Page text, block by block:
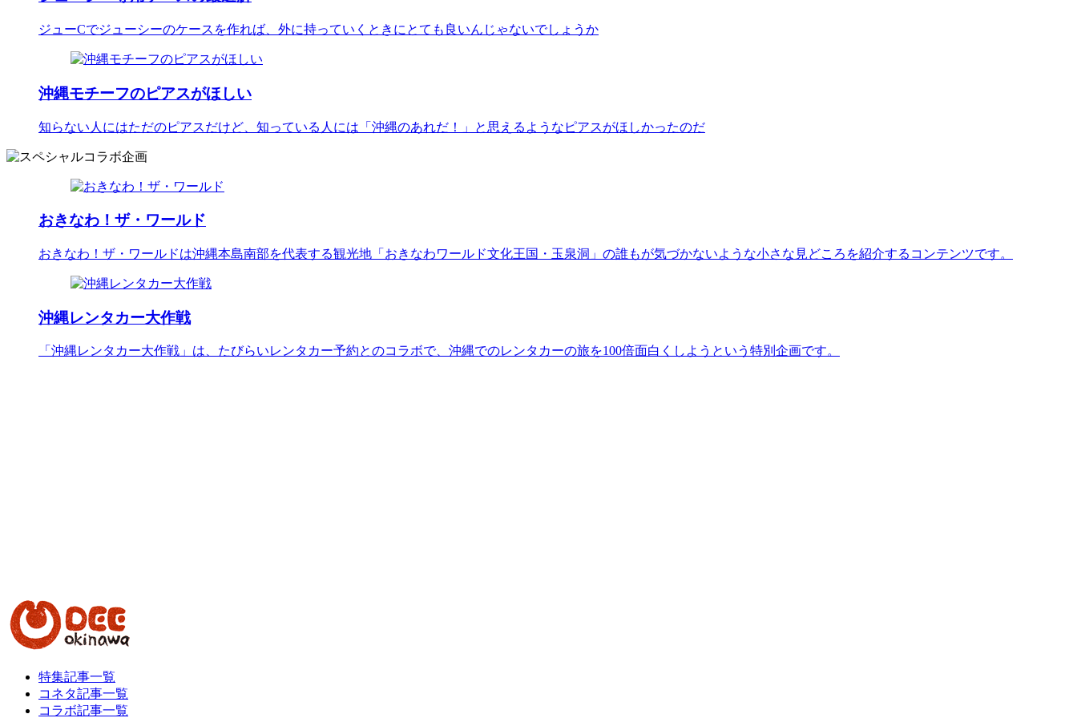
ジューCでジューシーのケースを作れば、外に持っていくときにとても良いんじゃないでしょうか
沖縄モチーフのピアスがほしい
知らない人にはただのピアスだけど、知っている人には「沖縄のあれだ！」と思えるようなピアスがほしかったのだ
おきなわ！ザ・ワールド
おきなわ！ザ・ワールドは沖縄本島南部を代表する観光地「おきなわワールド文化王国・玉泉洞」の誰もが気づかないような小さな見どころを紹介するコンテンツです。
沖縄レンタカー大作戦
「沖縄レンタカー大作戦」は、たびらいレンタカー予約とのコラボで、沖縄でのレンタカーの旅を100倍面白くしようという特別企画です。
特集記事一覧
コネタ記事一覧
コラボ記事一覧